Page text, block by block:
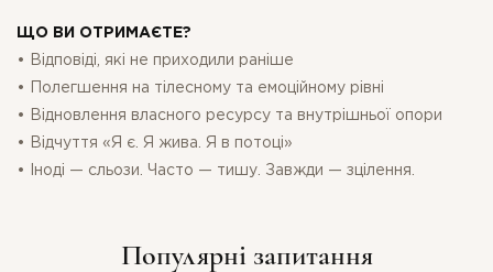
ЩО ВИ ОТРИМАЄТЕ?
• Відповіді, які не приходили раніше
• Полегшення на тілесному та емоційному рівні
• Відновлення власного ресурсу та внутрішньої опори
• Відчуття «Я є. Я жива. Я в потоці»
• Іноді — сльози. Часто — тишу. Завжди — зцілення.
Популярні запитання